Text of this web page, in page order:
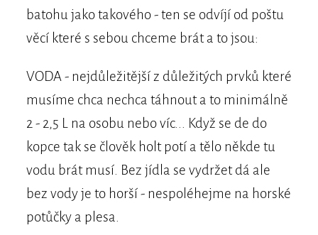
batohu jako takového - ten se odvíjí od poštu
věcí které s sebou chceme brát a to jsou:
VODA - nejdůležitější z důležitých prvků které
musíme chca nechca táhnout a to minimálně
2 - 2,5 L na osobu nebo víc... Když se de do
kopce tak se člověk holt potí a tělo někde tu
vodu brát musí. Bez jídla se vydržet dá ale
bez vody je to horší - nespoléhejme na horské
potůčky a plesa.